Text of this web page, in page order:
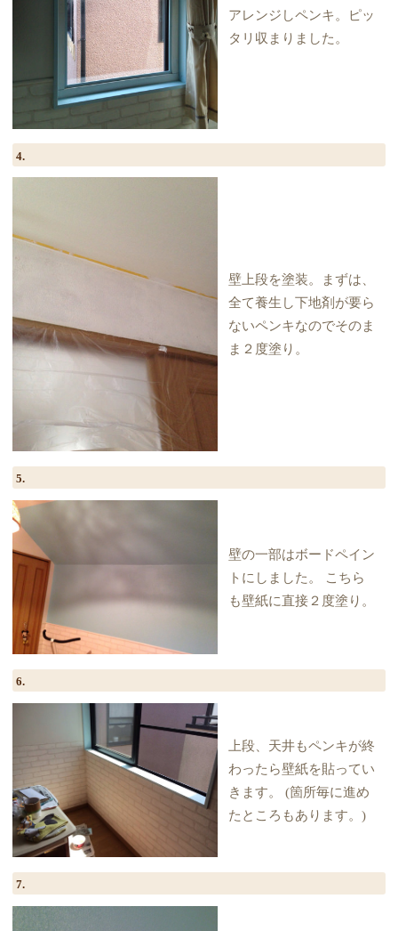
アレンジしペンキ。ピッ
タリ収まりました。
4.
壁上段を塗装。まずは、
全て養生し下地剤が要ら
ないペンキなのでそのま
ま２度塗り。
5.
壁の一部はボードペイン
トにしました。 こちら
も壁紙に直接２度塗り。
6.
上段、天井もペンキが終
わったら壁紙を貼ってい
きます。 (箇所毎に進め
たところもあります。)
7.